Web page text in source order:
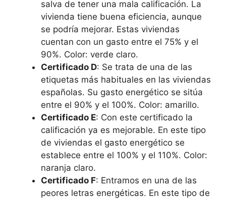
salva de tener una mala calificación. La
vivienda tiene buena eficiencia, aunque
se podría mejorar. Estas viviendas
cuentan con un gasto entre el 75% y el
90%. Color: verde claro.
Certificado D: Se trata de una de las
etiquetas más habituales en las viviendas
españolas. Su gasto energético se sitúa
entre el 90% y el 100%. Color: amarillo.
Certificado E: Con este certificado la
calificación ya es mejorable. En este tipo
de viviendas el gasto energético se
establece entre el 100% y el 110%. Color:
naranja claro.
Certificado F: Entramos en una de las
peores letras energéticas. En este tipo de